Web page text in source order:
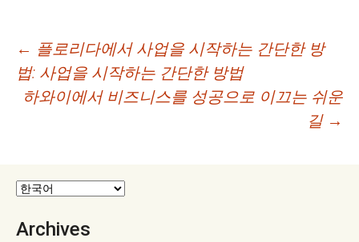
글
네
이
션
← 플로리다에서 사업을 시작하는 간단한 방
법: 사업을 시작하는 간단한 방법
하와이에서 비즈니스를 성공으로 이끄는 쉬운
길 →
Archives